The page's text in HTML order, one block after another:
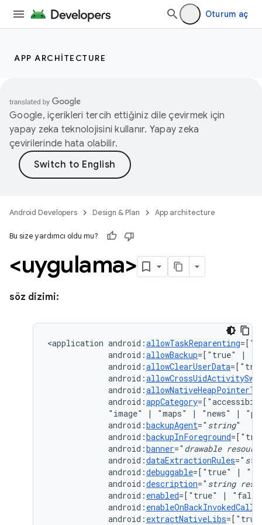
Oturum aç
APP ARCHITECTURE
Google, içerikleri tercih ettiğiniz dile çevirmek için
yapay zeka teknolojisini kullanır. Yapay zeka
çevirilerinde hata olabilir.
Android Developers Design & Plan App architecture
Bu size yardımcı oldu mu?
<uygulama>
söz dizimi:
<application android:allowTaskReparenting
android:allowBackup=["true"
|
android:allowClearUserData
android:
android:
android:appCategory
"image"
| "maps" | "news" |
android:backupAgent=" string
android:backupInForeground
android:banner=" drawable
android:dataExtractionRules="
android:debuggable=["true"
|
android:description=" string
android: enabled=["true"
|
android:
android: extractNativeLibs